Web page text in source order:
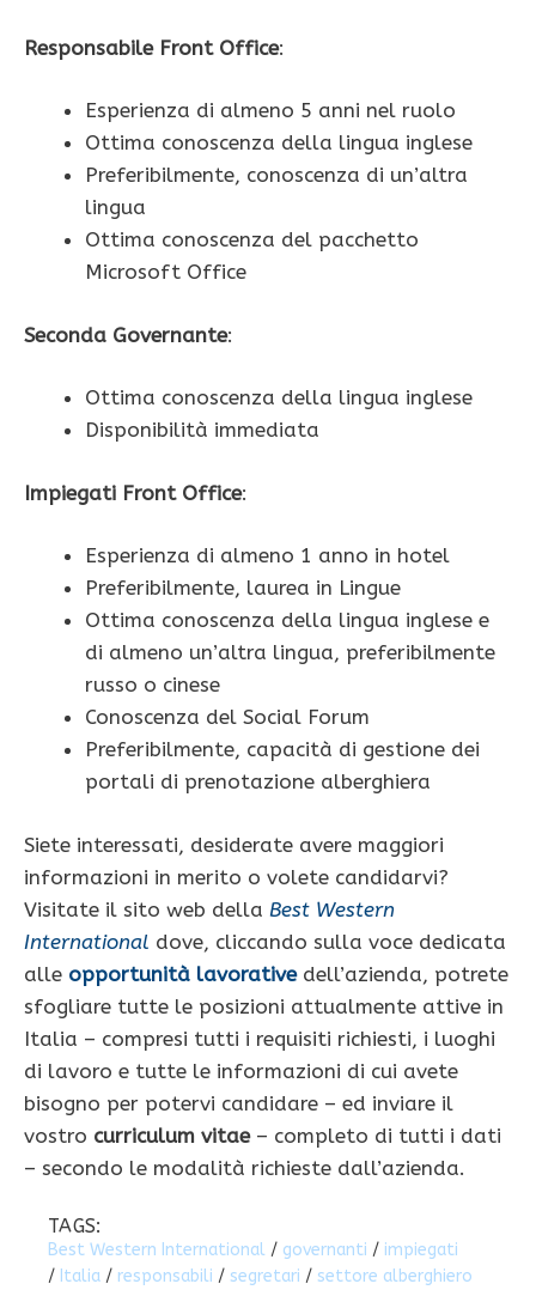
Responsabile Front Office:
Esperienza di almeno 5 anni nel ruolo
Ottima conoscenza della lingua inglese
Preferibilmente, conoscenza di un’altra
lingua
Ottima conoscenza del pacchetto
Microsoft Office
Seconda Governante:
Ottima conoscenza della lingua inglese
Disponibilità immediata
Impiegati Front Office:
Esperienza di almeno 1 anno in hotel
Preferibilmente, laurea in Lingue
Ottima conoscenza della lingua inglese e
di almeno un’altra lingua, preferibilmente
russo o cinese
Conoscenza del Social Forum
Preferibilmente, capacità di gestione dei
portali di prenotazione alberghiera
Siete interessati, desiderate avere maggiori
informazioni in merito o volete candidarvi?
Visitate il sito web della Best Western
International dove, cliccando sulla voce dedicata
alle opportunità lavorativedell’azienda, potrete
sfogliare tutte le posizioni attualmente attive in
Italia – compresi tutti i requisiti richiesti, i luoghi
di lavoro e tutte le informazioni di cui avete
bisogno per potervi candidare – ed inviare il
vostro curriculum vitae– completo di tutti i dati
– secondo le modalità richieste dall’azienda.
TAGS:
Best Western International / governanti / impiegati
/ Italia / responsabili / segretari / settore alberghiero